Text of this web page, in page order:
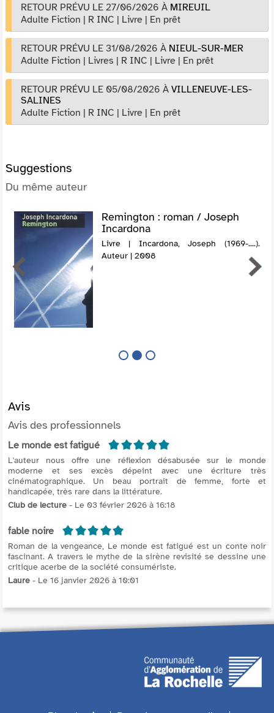
RETOUR PRÉVU LE 27/06/2026 À MIREUIL
Adulte Fiction | R INC | Livre | En prêt
RETOUR PRÉVU LE 31/08/2026 À NIEUL-SUR-MER
Adulte Fiction | Livres | R INC | Livre | En prêt
RETOUR PRÉVU LE 05/08/2026 À VILLENEUVE-LES-
SALINES
Adulte Fiction | R INC | Livre | En prêt
Suggestions
Du même auteur
Remington : roman / Joseph
Incardona
Livre | Incardona, Joseph (1969-....).
Auteur | 2008
Avis
Avis des professionnels
Le monde est fatigué 5/5
L'auteur nous offre une réflexion désabusée sur le monde
moderne et ses excès dépeint avec une écriture très
cinématographique. Un beau portrait de femme, forte et
handicapée, très rare dans la littérature.
Club de lecture - Le 03 février 2026 à 16:18
fable noire 5/5
Roman de la vengeance, Le monde est fatigué est un conte noir
fascinant. A travers le mythe de la sirène revisité se dessine une
critique acerbe de la société consumériste.
Laure - Le 16 janvier 2026 à 10:01